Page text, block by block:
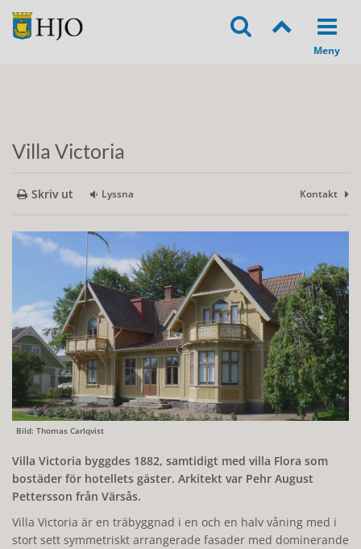
Villa Victoria
Skriv ut Lyssna Kontakt
Bild: Thomas Carlqvist
Villa Victoria byggdes 1882, samtidigt med villa Flora som
bostäder för hotellets gäster. Arkitekt var Pehr August
Pettersson från Värsås.
Villa Victoria är en träbyggnad i en och en halv våning med i
stort sett symmetriskt arrangerade fasader med dominerande